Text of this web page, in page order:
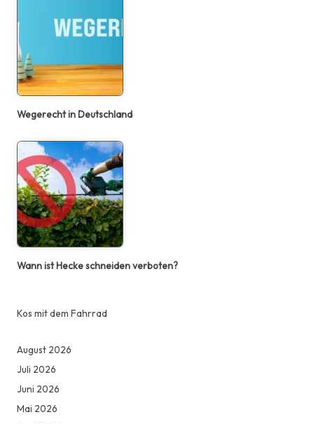
Wegerecht in Deutschland
Wann ist Hecke schneiden verboten?
Kos mit dem Fahrrad
August 2026
Juli 2026
Juni 2026
Mai 2026